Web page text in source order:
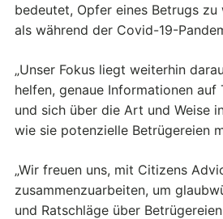
bedeutet, Opfer eines Betrugs
als während der Covid-19-
„Unser Fokus liegt weiterhin
helfen, genaue Informationen
und sich über die Art und Weise
wie sie potenzielle Betrügereien
„Wir freuen uns, mit Citizens
zusammenzuarbeiten, um
und Ratschläge über